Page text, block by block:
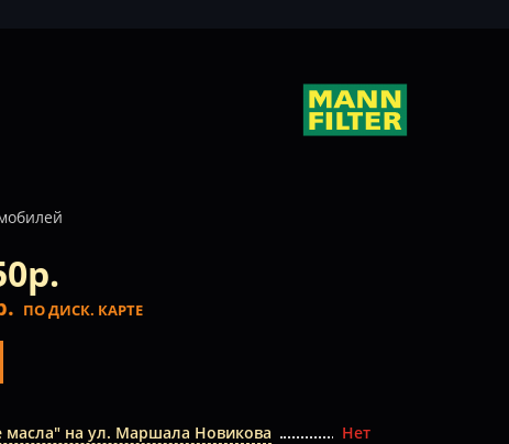
ПО ДИСК. КАРТЕ
масла" на ул. Маршала Новикова
Нет